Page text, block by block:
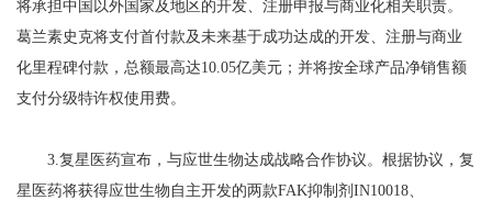
将承担中国以外国家及地区的开发、注册申报与商业化相关职责。
葛兰素史克将支付首付款及未来基于成功达成的开发、注册与商业
化里程碑付款，总额最高达10.05亿美元；并将按全球产品净销售额
支付分级特许权使用费。
3.复星医药宣布，与应世生物达成战略合作协议。根据协议，复
星医药将获得应世生物自主开发的两款FAK抑制剂IN10018、